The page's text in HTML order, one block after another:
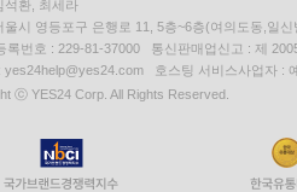
석환, 최세라
울시 영등포구 은행로 11, 5층~6층(여의도동,일신
록번호 : 229-81-37000 통신판매업신고 : 제
yes24help@yes24.com 호스팅 서비스사업자 :
ⓒ YES24 Corp. All Rights Reserved.